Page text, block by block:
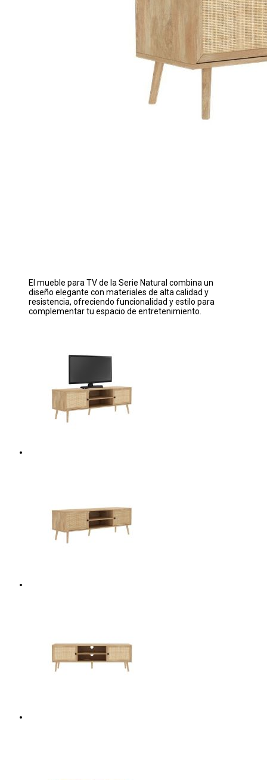
El mueble para TV de la Serie Natural combina un
diseño elegante con materiales de alta calidad y
resistencia, ofreciendo funcionalidad y estilo para
complementar tu espacio de entretenimiento.